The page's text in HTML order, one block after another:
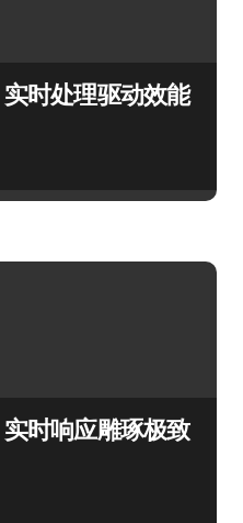
时处理驱动效能
时响应雕琢极致